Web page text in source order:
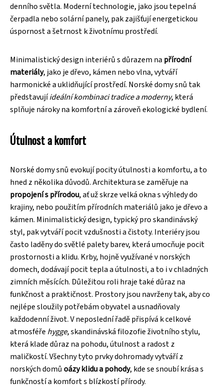
denního světla. Moderní technologie, jako jsou tepelná
čerpadla nebo solární panely, pak zajišťují energetickou
úspornost a šetrnost k životnímu prostředí.
Minimalistický design interiérů s důrazem na přírodní
materiály, jako je dřevo, kámen nebo vlna, vytváří
harmonické a uklidňující prostředí. Norské domy snů tak
představujíideální kombinaci tradice a moderny, která
splňuje nároky na komfortní a zároveň ekologické bydlení.
Útulnost a komfort
Norské domy snů evokují pocity útulnosti a komfortu, a to
hned z několika důvodů. Architektura se zaměřuje na
propojení s přírodou, ať už skrze velká okna s výhledy do
krajiny, nebo použitím přírodních materiálů jako je dřevo a
kámen. Minimalistický design, typický pro skandinávský
styl, pak vytváří pocit vzdušnosti a čistoty. Interiéry jsou
často laděny do světlé palety barev, která umocňuje pocit
prostornosti a klidu. Krby, hojně využívané v norských
domech, dodávají pocit tepla a útulnosti, a to i v chladných
zimních měsících. Důležitou roli hraje také důraz na
funkčnost a praktičnost. Prostory jsou navrženy tak, aby co
nejlépe sloužily potřebám obyvatel a usnadňovaly
každodenní život. V neposlední řadě přispívá k celkové
atmosféře hygge, skandinávská filozofie životního stylu,
která klade důraz na pohodu, útulnost a radost z
maličkostí. Všechny tyto prvky dohromady vytváří z
norských domůoázy klidu a pohody, kde se snoubí krása s
funkčností a komfort s blízkostí přírody.